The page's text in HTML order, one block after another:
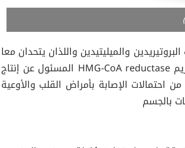
والميليتيدين واللذان يتحدان معا
ليكون لهما مفعول قريب من دواء الستاتينات الشهير ذو الخصائص المثبطة لإنزيم HMG-CoA reductase المسئول عن إنتاج
احتمالات الإصابة بأمراض القلب والأوعية
بالجسم